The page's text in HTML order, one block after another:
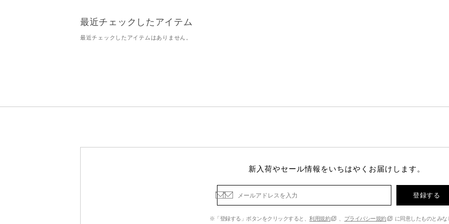
最近チェックしたアイテム
最近チェックしたアイテムはありません。
新入荷やセール情報をいちはやくお届けします。
登録する
※「登録する」ボタンをクリックすると、利用規約 プライバシー規約 に同意したものとみな